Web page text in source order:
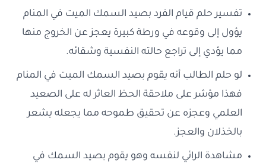
تفسير حلم قيام الفرد بصيد السمك الميت في المنام
يؤول إلى وقوعه في ورطة كبيرة يعجز عن الخروج منها
مما يؤدي إلى تراجع حالته النفسية وشقائه.
لو حلم الطالب أنه يقوم بصيد السمك الميت في المنام
فهذا مؤشر على ملاحقة الحظ العاثر له على الصعيد
العلمي وعجزه عن تحقيق طموحه مما يجعله يشعر
بالخذلان والعجز.
مشاهدة الرائي لنفسه وهو يقوم بصيد السمك في